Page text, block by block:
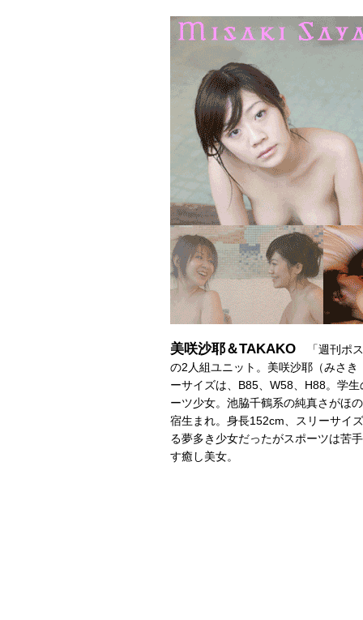
美咲沙耶＆TAKAKO 「週刊ポ
の2人組ユニット。美咲沙耶（みさ
ーサイズは、B85、W58、H88。学
ーツ少女。池脇千鶴系の純真さがほ
宿生まれ。身長152cm、スリーサイ
る夢多き少女だったがスポーツは苦
す癒し美女。